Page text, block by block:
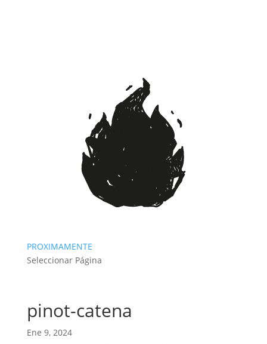
PROXIMAMENTE
Seleccionar Página
pinot-catena
Ene 9, 2024